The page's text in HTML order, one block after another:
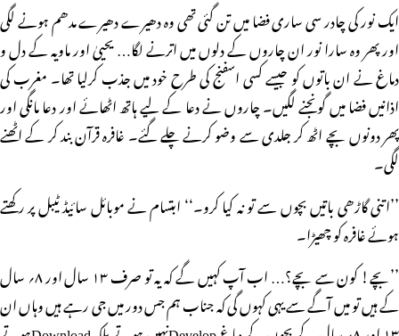
ایک نور کی چادر سی ساری فضا میں تن گئی تھی وہ دھیرے دھیرے مدھم ہونے لگی
اور پھر وہ سارا نور ان چاروں کے دلوں میں اترنے لگا… یحییٰ اور ماویہ کے دل و
دماغ نے ان باتوں کو جیسے کسی اسفنج کی طرح خود میں جذب کرلیا تھا۔ مغرب کی
اذانیں فضا میں گونجنے لگیں۔ چاروں نے دعا کے لیے ہاتھ اٹھائے اور دعا مانگی اور
پھر دونوں بچے اٹھ کر جلدی سے وضو کرنے چلے گئے۔ غافرہ قرآن بند کر کے اٹھنے
لگی۔
’’اتنی گاڑھی باتیں بچوں سے تو نہ کیا کرو۔‘‘ ابتسام نے موبائل سائیڈ ٹیبل پر رکھتے
ہوئے غافرہ کو چھیڑا۔
’’بچے! کون سے بچے؟… اب آپ کہیں گے کہ یہ تو صرف ۱۳ سال اور ۸؍ سال
کے ہیں تو میں آگے سے یہی کہوں گی کہ جناب ہم جس دور میں جی رہے ہیں وہاں ان